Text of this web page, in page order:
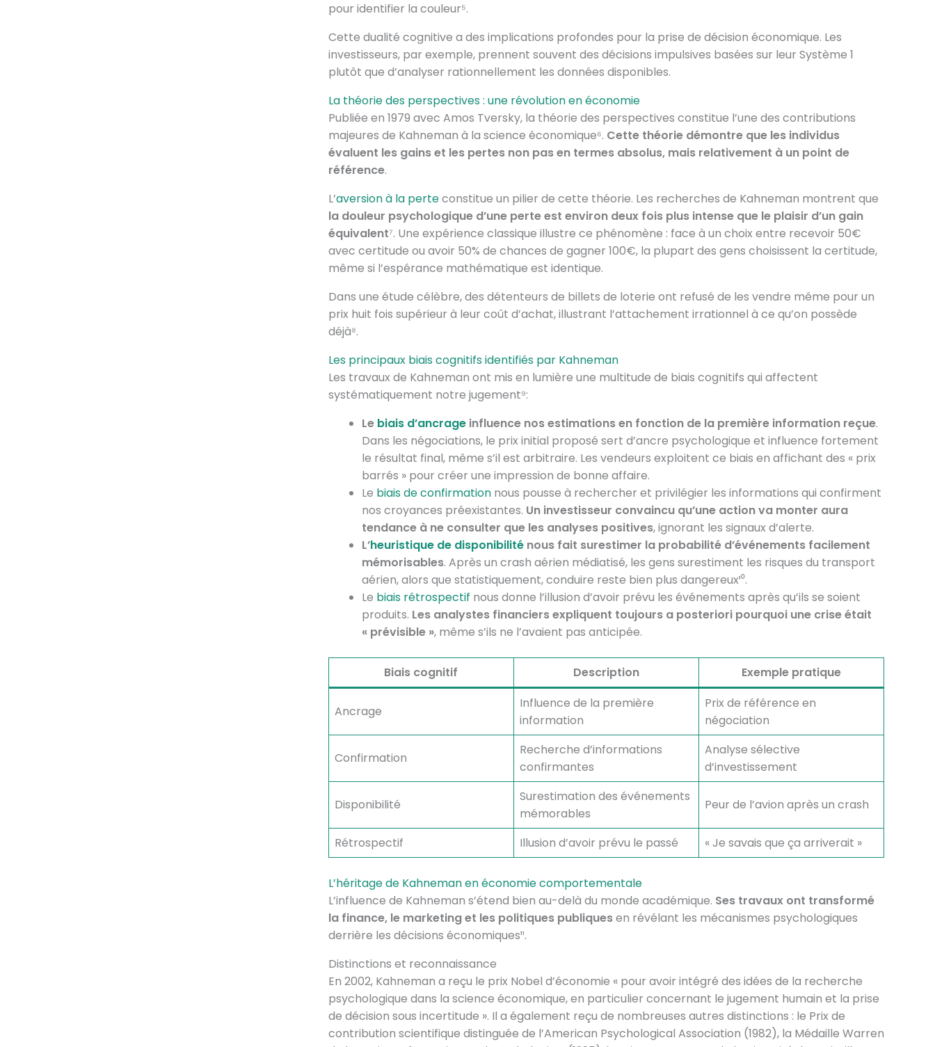
pour identifier la couleur⁵.
Cette dualité cognitive a des implications profondes pour la prise de décision économique. Les
investisseurs, par exemple, prennent souvent des décisions impulsives basées sur leur Système 1
plutôt que d’analyser rationnellement les données disponibles.
La théorie des perspectives : une révolution en économie
Publiée en 1979 avec Amos Tversky, la théorie des perspectives constitue l’une des contributions
majeures de Kahneman à la science économique⁶. Cette théorie démontre que les individus
évaluent les gains et les pertes non pas en termes absolus, mais relativement à un point de
référence.
L’aversion à la perteconstitue un pilier de cette théorie. Les recherches de Kahneman montrent que
la douleur psychologique d’une perte est environ deux fois plus intense que le plaisir d’un gain
équivalent⁷. Une expérience classique illustre ce phénomène : face à un choix entre recevoir 50€
avec certitude ou avoir 50% de chances de gagner 100€, la plupart des gens choisissent la certitude,
même si l’espérance mathématique est identique.
Dans une étude célèbre, des détenteurs de billets de loterie ont refusé de les vendre même pour un
prix huit fois supérieur à leur coût d’achat, illustrant l’attachement irrationnel à ce qu’on possède
déjà⁸.
Les principaux biais cognitifs identifiés par Kahneman
Les travaux de Kahneman ont mis en lumière une multitude de biais cognitifs qui affectent
systématiquement notre jugement⁹:
Le biais d’ancrageinfluence nos estimations en fonction de la première information reçue.
Dans les négociations, le prix initial proposé sert d’ancre psychologique et influence fortement
le résultat final, même s’il est arbitraire. Les vendeurs exploitent ce biais en affichant des « prix
barrés » pour créer une impression de bonne affaire.
Le biais de confirmationnous pousse à rechercher et privilégier les informations qui confirment
nos croyances préexistantes. Un investisseur convaincu qu’une action va monter aura
tendance à ne consulter que les analyses positives, ignorant les signaux d’alerte.
L’heuristique de disponibiliténous fait surestimer la probabilité d’événements facilement
mémorisables. Après un crash aérien médiatisé, les gens surestiment les risques du transport
aérien, alors que statistiquement, conduire reste bien plus dangereux¹⁰.
Le biais rétrospectif nous donne l’illusion d’avoir prévu les événements après qu’ils se soient
produits. Les analystes financiers expliquent toujours a posteriori pourquoi une crise était
« prévisible », même s’ils ne l’avaient pas anticipée.
Biais cognitif Description Exemple pratique
Ancrage
Influence de la première
information
Prix de référence en
négociation
Confirmation
Recherche d’informations
confirmantes
Analyse sélective
d’investissement
Disponibilité
Surestimation des événements
mémorables
Peur de l’avion après un crash
Rétrospectif Illusion d’avoir prévu le passé « Je savais que ça arriverait »
L’héritage de Kahneman en économie comportementale
L’influence de Kahneman s’étend bien au-delà du monde académique. Ses travaux ont transformé
la finance, le marketing et les politiques publiquesen révélant les mécanismes psychologiques
derrière les décisions économiques¹¹.
Distinctions et reconnaissance
En 2002, Kahneman a reçu le prix Nobel d’économie « pour avoir intégré des idées de la recherche
psychologique dans la science économique, en particulier concernant le jugement humain et la prise
de décision sous incertitude ». Il a également reçu de nombreuses autres distinctions : le Prix de
contribution scientifique distinguée de l’American Psychological Association (1982), la Médaille Warren